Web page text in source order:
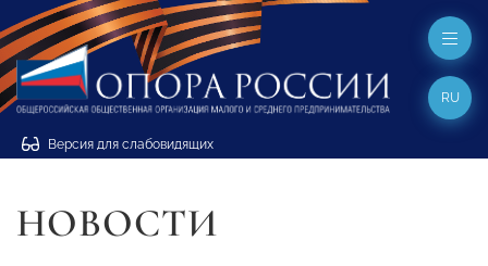
Версия для слабовидящих
RU
НОВОСТИ